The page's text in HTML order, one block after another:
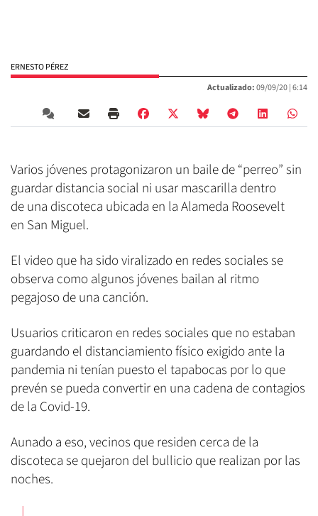
ERNESTO PÉREZ
Actualizado:09/09/20 |6:14
Varios jóvenes protagonizaron un baile de “perreo” sin
guardar distancia social ni usar mascarilla dentro
de una discoteca ubicada en la Alameda Roosevelt
en San Miguel.
El video que ha sido viralizado en redes sociales se
observa como algunos jóvenes bailan al ritmo
pegajoso de una canción.
Usuarios criticaron en redes sociales que no estaban
guardando el distanciamiento físico exigido ante la
pandemia ni tenían puesto el tapabocas por lo que
prevén se pueda convertir en una cadena de contagios
de la Covid-19.
Aunado a eso, vecinos que residen cerca de la
discoteca se quejaron del bullicio que realizan por las
noches.